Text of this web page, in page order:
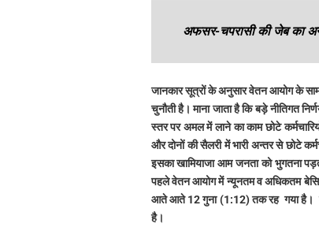
अफसर-चपरासी की जेब का
जानकार सूत्रों के अनुसार वेतन आयोग के
चुनौती है। माना जाता है कि बड़े नीतिगत
स्तर पर अमल में लाने का काम छोटे
और दोनों की सैलरी में भारी अन्तर से छोटे
इसका खामियाजा आम जनता को भुगतना
पहले वेतन आयोग में न्यूनतम व अधिकतम
आते आते 12 गुना (1:12) तक रह गया है।
है।